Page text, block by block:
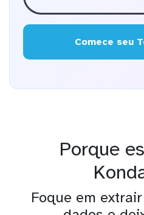
Comece seu
Porque
Foque em